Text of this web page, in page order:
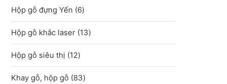
Hộp gỗ đựng Yến 66
sản
phẩm
Hộp gỗ khắc laser 1313
sản
Hộp gỗ siêu thị 1212
sản
phẩm
Khay gỗ, hộp gỗ 8383